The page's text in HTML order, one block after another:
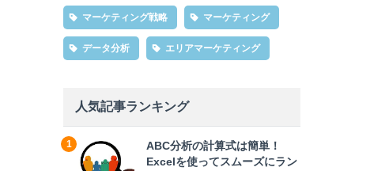
マーケティング戦略 マーケティング
データ分析 エリアマーケティング
人気記事ランキング
ABC分析の計算式は簡単！
Excelを使ってスムーズにラン